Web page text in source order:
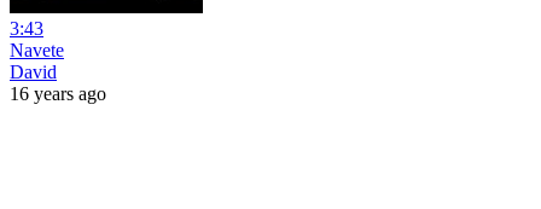
3:43
Navete
David
16 years ago